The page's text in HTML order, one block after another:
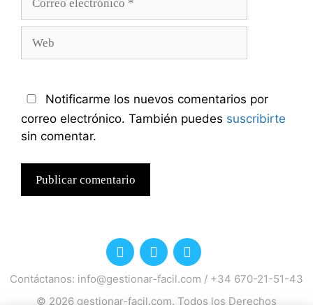
Notificarme los nuevos comentarios por
correo electrónico. También puedes suscribirte
sin comentar.
Contáctanos: info@gestionar-facil.com / +34 670-21-51-43
© 2026 gestionar-facil.com. Todos los Derechos